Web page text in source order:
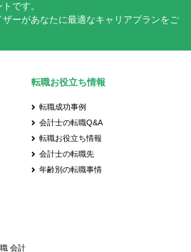
です。
ーがあなたに最適なキャリアプランをご
会計
転職お役立ち情報
転職成功事例
会計士の転職Q&A
転職お役立ち情報
会計士の転職先
年齢別の転職事情